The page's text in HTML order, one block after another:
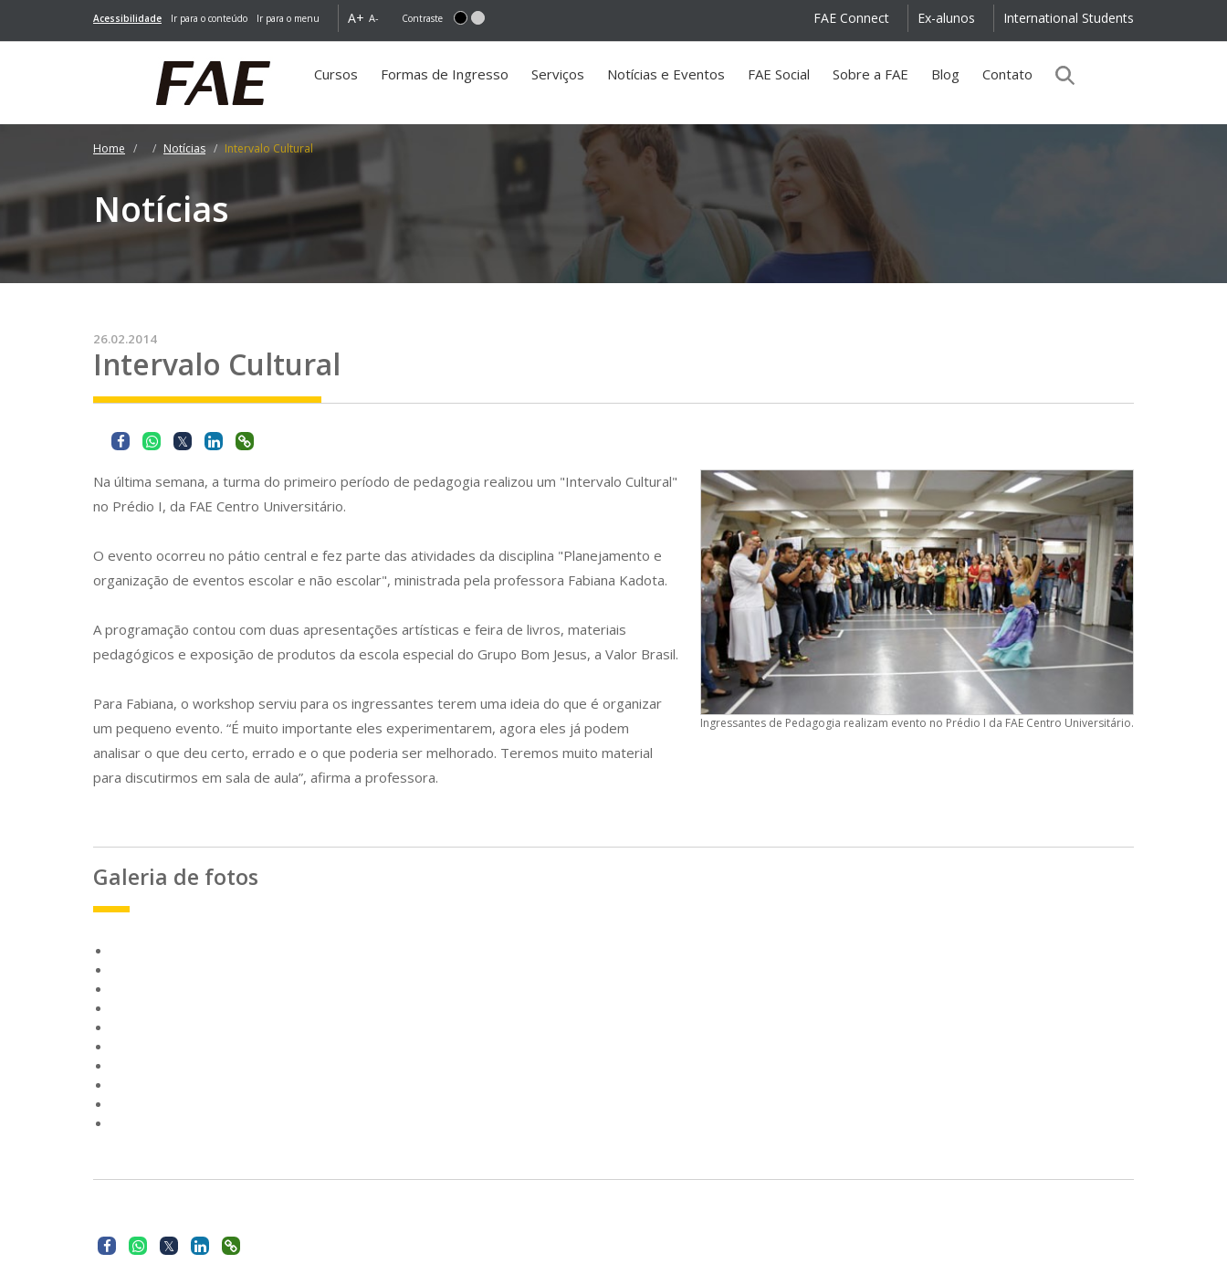
Acessibilidade Ir para o conteúdo Ir para o menu A+ A- Contraste International Students
Ex-alunos
FAE Connect
Cursos Formas de Ingresso Serviços Notícias e Eventos FAE Social Sobre a FAE Blog Contato
Home Notícias Intervalo Cultural
Notícias
26.02.2014
Intervalo Cultural
Ingressantes de Pedagogia realizam evento no Prédio I da FAE Centro Universitário.
Na última semana, a turma do primeiro período de pedagogia realizou um "Intervalo Cultural"
no Prédio I, da FAE Centro Universitário.
O evento ocorreu no pátio central e fez parte das atividades da disciplina "Planejamento e
organização de eventos escolar e não escolar", ministrada pela professora Fabiana Kadota.
A programação contou com duas apresentações artísticas e feira de livros, materiais
pedagógicos e exposição de produtos da escola especial do Grupo Bom Jesus, a Valor Brasil.
Para Fabiana, o workshop serviu para os ingressantes terem uma ideia do que é organizar
um pequeno evento. “É muito importante eles experimentarem, agora eles já podem
analisar o que deu certo, errado e o que poderia ser melhorado. Teremos muito material
para discutirmos em sala de aula”, afirma a professora.
Galeria de fotos